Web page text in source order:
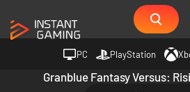
PC PlayStation
Granblue Fantasy Versus: